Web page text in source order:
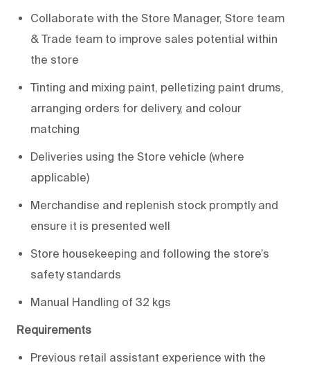
Collaborate with the Store Manager, Store team
& Trade team to improve sales potential within
the store
Tinting and mixing paint, pelletizing paint drums,
arranging orders for delivery, and colour
matching
Deliveries using the Store vehicle (where
applicable)
Merchandise and replenish stock promptly and
ensure it is presented well
Store housekeeping and following the store’s
safety standards
Manual Handling of 32 kgs
Requirements
Previous retail assistant experience with the